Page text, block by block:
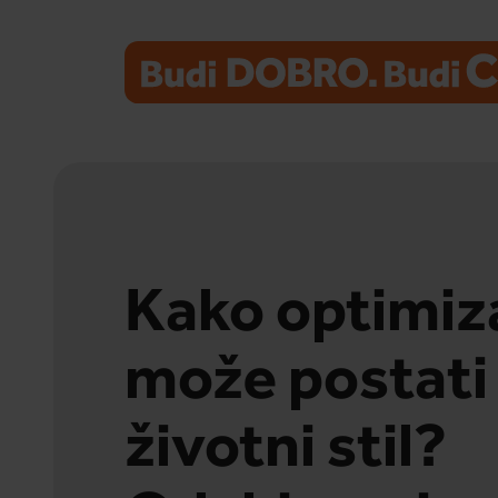
Kako
može postati
životni stil?